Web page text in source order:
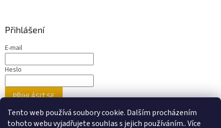
Tento web používá soubory cookie. Dalším procházením
tohoto webu vyjadřujete souhlas s jejich používáním.. Více
Přihlášení
E-mail
Heslo
PŘIHLÁSIT SE
Nová registraceZapomenuté heslo